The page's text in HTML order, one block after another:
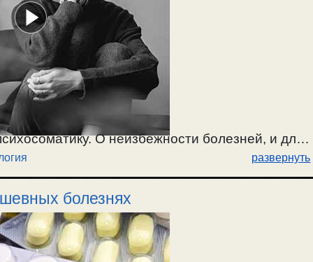
О неизбежности болезней, и для
и правильный путь излечения. /
развернуть
болезнях